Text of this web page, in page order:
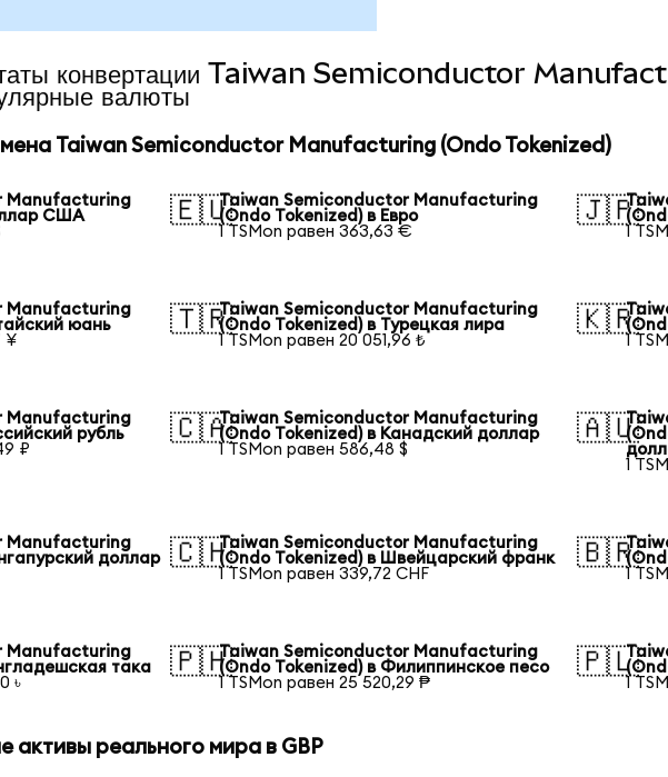
конвертации Taiwan Semiconductor
валюты
Taiwan Semiconductor Manufacturing (Ondo Tokenized)
Manufacturing
США
🇪🇺Taiwan Semiconductor Manufacturing
(Ondo Tokenized) в Евро
1 TSMon равен 363,63 €
🇯🇵
1
Manufacturing
юань
¥
🇹🇷Taiwan Semiconductor Manufacturing
(Ondo Tokenized) в Турецкая лира
1 TSMon равен 20 051,96 ₺
🇰🇷
1
Manufacturing
рубль
₽
🇨🇦Taiwan Semiconductor Manufacturing
(Ondo Tokenized) в Канадский доллар
1 TSMon равен 586,48 $
🇦🇺
1
Manufacturing
доллар 🇨🇭Taiwan Semiconductor Manufacturing
(Ondo Tokenized) в Швейцарский франк
1 TSMon равен 339,72 CHF
🇧🇷
1
Manufacturing
така
৳
🇵🇭Taiwan Semiconductor Manufacturing
(Ondo Tokenized) в Филиппинское песо
1 TSMon равен 25 520,29 ₱
🇵🇱
1
активы реального мира в GBP